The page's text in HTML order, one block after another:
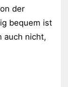
der
bequem ist
auch nicht,